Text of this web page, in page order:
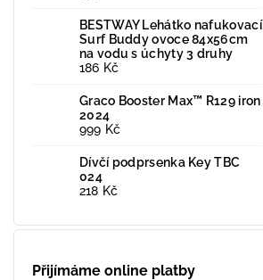
BESTWAY Lehátko nafukovací
Surf Buddy ovoce 84x56cm
na vodu s úchyty 3 druhy
186 Kč
Graco Booster Max™ R129 iron
2024
999 Kč
Dívčí podprsenka Key TBC
024
218 Kč
Přijímáme online platby